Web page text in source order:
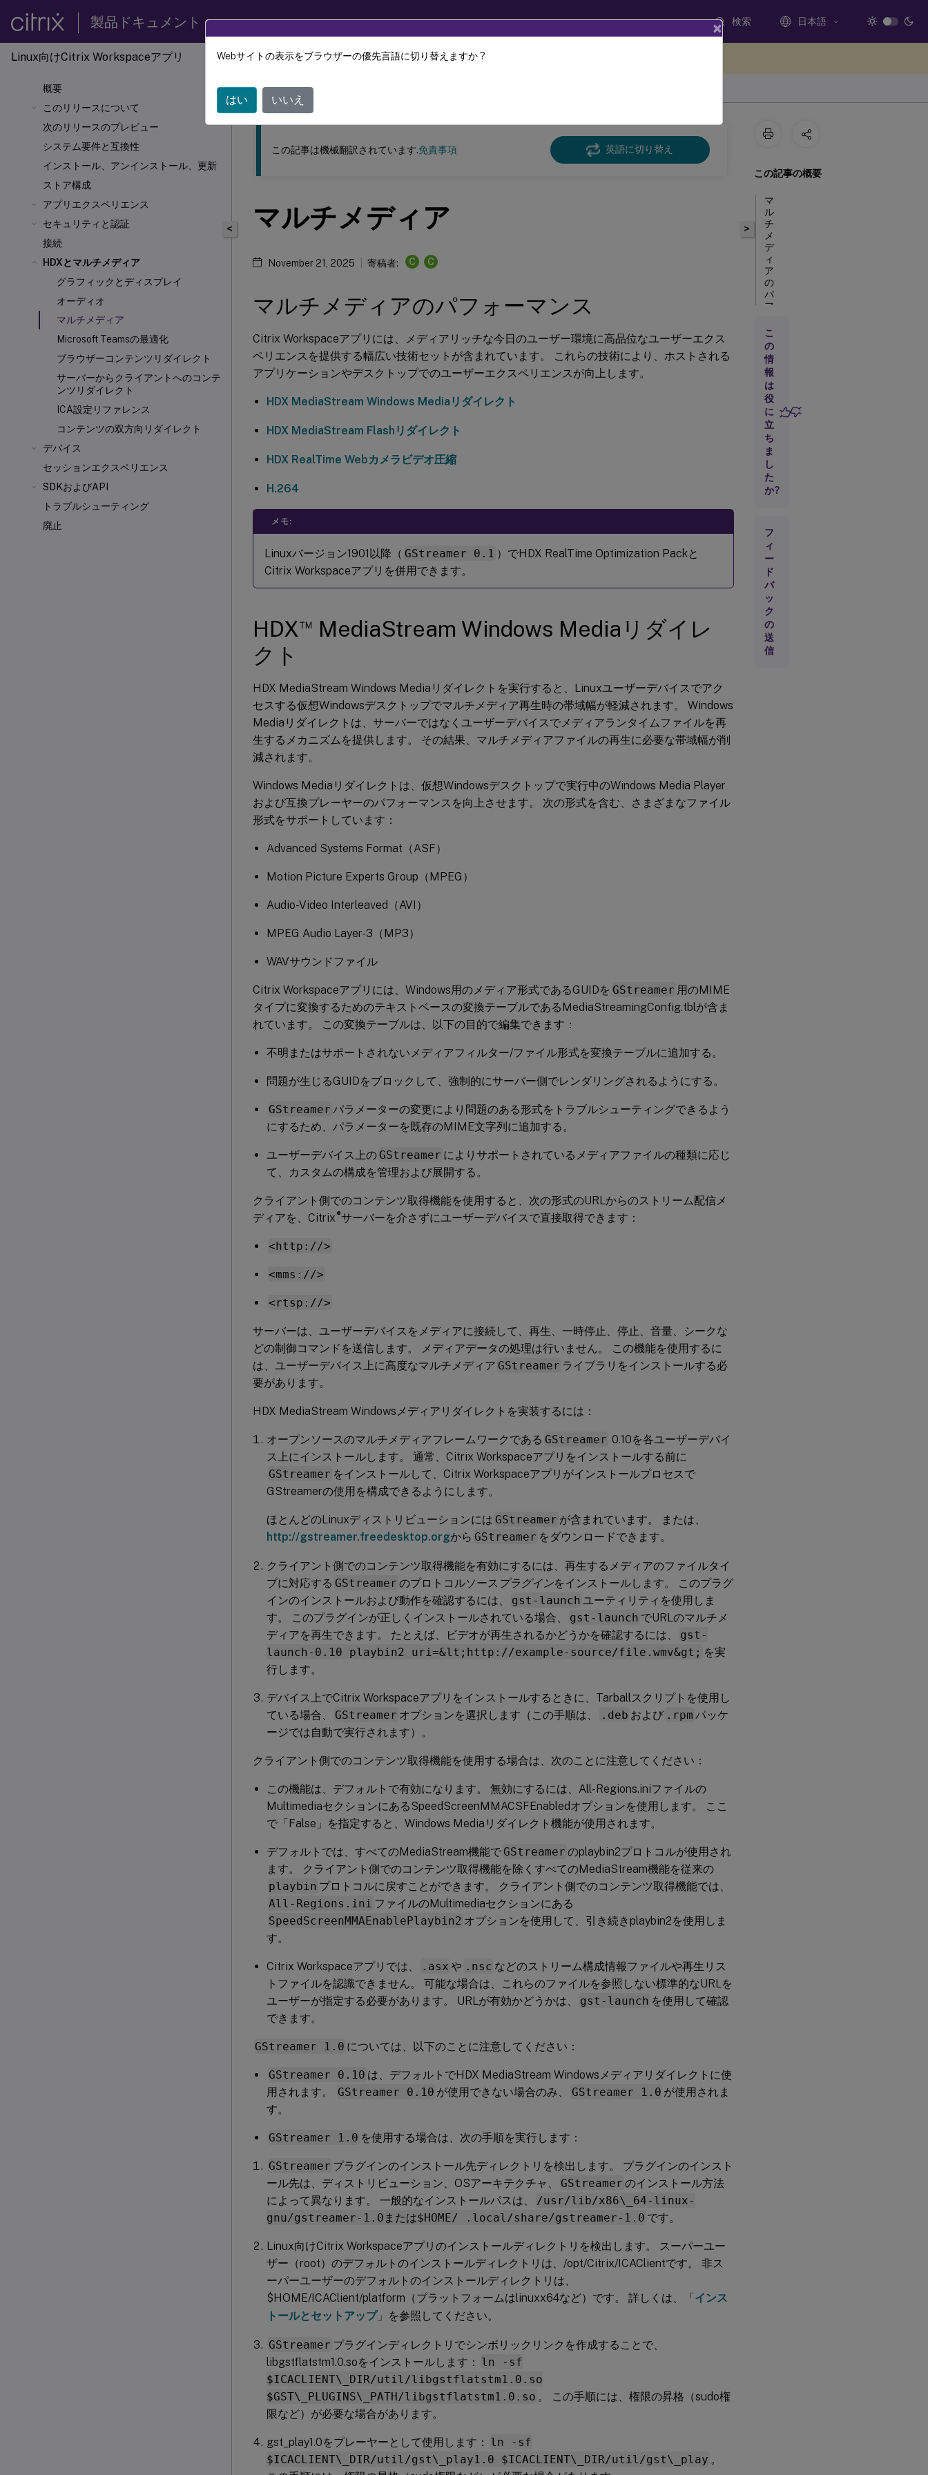
製品ドキュメント 検索 日本語
Linux向けCitrix Workspaceアプリ
概要
このリリースについて
次のリリースのプレビュー
システム要件と互換性
インストール、アンインストール、更新
ストア構成
アプリエクスペリエンス
セキュリティと認証
接続
HDXとマルチメディア
グラフィックとディスプレイ
オーディオ
マルチメディア
Microsoft Teamsの最適化
ブラウザーコンテンツリダイレクト
サーバーからクライアントへのコンテ
ンツリダイレクト
ICA設定リファレンス
コンテンツの双方向リダイレクト
デバイス
セッションエクスペリエンス
SDKおよびAPI
トラブルシューティング
廃止
このコンテンツは動的に機械翻訳されています。
Linux向けCitrix Workspace
<
この記事は機械翻訳されています.免責事項 英語に切り替え
マルチメディア
November 21, 2025 寄稿者: C C
マルチメディアのパフォーマンス
Citrix Workspaceアプリには、メディアリッチな今日のユーザー環境に高品位なユーザーエクス
ペリエンスを提供する幅広い技術セットが含まれています。 これらの技術により、ホストされる
アプリケーションやデスクトップでのユーザーエクスペリエンスが向上します。
HDX MediaStream Windows Mediaリダイレクト
HDX MediaStream Flashリダイレクト
HDX RealTime Webカメラビデオ圧縮
H.264
メモ:
Linuxバージョン1901以降（ GStreamer 0.1 ）でHDX RealTime Optimization Packと
Citrix Workspaceアプリを併用できます。
HDX™ MediaStream Windows Mediaリダイレ
クト
HDX MediaStream Windows Mediaリダイレクトを実行すると、Linuxユーザーデバイスでアク
セスする仮想Windowsデスクトップでマルチメディア再生時の帯域幅が軽減されます。 Windows
Mediaリダイレクトは、サーバーではなくユーザーデバイスでメディアランタイムファイルを再
生するメカニズムを提供します。 その結果、マルチメディアファイルの再生に必要な帯域幅が削
減されます。
Windows Mediaリダイレクトは、仮想Windowsデスクトップで実行中のWindows Media Player
および互換プレーヤーのパフォーマンスを向上させます。 次の形式を含む、さまざまなファイル
形式をサポートしています：
Advanced Systems Format（ASF）
Motion Picture Experts Group（MPEG）
Audio-Video Interleaved（AVI）
MPEG Audio Layer-3（MP3）
WAVサウンドファイル
Citrix Workspaceアプリには、Windows用のメディア形式であるGUIDを GStreamer 用のMIME
タイプに変換するためのテキストベースの変換テーブルであるMediaStreamingConfig.tblが含ま
れています。 この変換テーブルは、以下の目的で編集できます：
不明またはサポートされないメディアフィルター/ファイル形式を変換テーブルに追加する。
問題が生じるGUIDをブロックして、強制的にサーバー側でレンダリングされるようにする。
GStreamer パラメーターの変更により問題のある形式をトラブルシューティングできるよう
にするため、パラメーターを既存のMIME文字列に追加する。
ユーザーデバイス上の GStreamer によりサポートされているメディアファイルの種類に応じ
て、カスタムの構成を管理および展開する。
クライアント側でのコンテンツ取得機能を使用すると、次の形式のURLからのストリーム配信メ
ディアを、Citrix®サーバーを介さずにユーザーデバイスで直接取得できます：
<http://>
<mms://>
<rtsp://>
サーバーは、ユーザーデバイスをメディアに接続して、再生、一時停止、停止、音量、シークな
どの制御コマンドを送信します。 メディアデータの処理は行いません。 この機能を使用するに
は、ユーザーデバイス上に高度なマルチメディア GStreamer ライブラリをインストールする必
要があります。
HDX MediaStream Windowsメディアリダイレクトを実装するには：
オープンソースのマルチメディアフレームワークである GStreamer 0.10を各ユーザーデバイ
ス上にインストールします。 通常、Citrix Workspaceアプリをインストールする前に
GStreamer をインストールして、Citrix Workspaceアプリがインストールプロセスで
GStreamerの使用を構成できるようにします。
ほとんどのLinuxディストリビューションには GStreamer が含まれています。 または、
http://gstreamer.freedesktop.orgから GStreamer をダウンロードできます。
クライアント側でのコンテンツ取得機能を有効にするには、再生するメディアのファイルタイ
プに対応する GStreamer のプロトコルソース プラグインをインストールします。 このプラグ
インのインストールおよび動作を確認するには、
gst-launch ユーティリティを使用しま
す。 このプラグインが正しくインストールされている場合、
gst-launch でURLのマルチメ
ディアを再生できます。 たとえば、ビデオが再生されるかどうかを確認するには、
gst-
launch-0.10 playbin2 uri=&lt;http://example-source/file.wmv&gt; を実
行します。
デバイス上でCitrix Workspaceアプリをインストールするときに、Tarballスクリプトを使用し
ている場合、
GStreamer オプションを選択します（この手順は、 .deb および .rpm パッケ
ージでは自動で実行されます）。
クライアント側でのコンテンツ取得機能を使用する場合は、次のことに注意してください：
この機能は、デフォルトで有効になります。 無効にするには、All-Regions.iniファイルの
MultimediaセクションにあるSpeedScreenMMACSFEnabledオプションを使用します。 ここ
で「False」を指定すると、Windows Mediaリダイレクト機能が使用されます。
デフォルトでは、すべてのMediaStream機能で GStreamer のplaybin2プロトコルが使用され
ます。 クライアント側でのコンテンツ取得機能を除くすべてのMediaStream機能を従来の
playbin プロトコルに戻すことができます。 クライアント側でのコンテンツ取得機能では、
All-Regions.ini ファイルのMultimediaセクションにある
SpeedScreenMMAEnablePlaybin2 オプションを使用して、引き続きplaybin2を使用しま
す。
Citrix Workspaceアプリでは、 .asx や .nsc などのストリーム構成情報ファイルや再生リス
トファイルを認識できません。 可能な場合は、これらのファイルを参照しない標準的なURLを
ユーザーが指定する必要があります。 URLが有効かどうかは、
gst-launch を使用して確認
できます。
GStreamer 1.0 については、以下のことに注意してください：
GStreamer 0.10 は、デフォルトでHDX MediaStream Windowsメディアリダイレクトに使
用されます。
GStreamer 0.10 が使用できない場合のみ、 GStreamer 1.0 が使用されま
す。
GStreamer 1.0 を使用する場合は、次の手順を実行します：
GStreamer プラグインのインストール先ディレクトリを検出します。 プラグインのインスト
ール先は、ディストリビューション、OSアーキテクチャ、
GStreamer のインストール方法
によって異なります。 一般的なインストールパスは、
/usr/lib/x86\_64-linux-
gnu/gstreamer-1.0または$HOME/ .local/share/gstreamer-1.0 です。
Linux向けCitrix Workspaceアプリのインストールディレクトリを検出します。 スーパーユー
ザー（root）のデフォルトのインストールディレクトリは、/opt/Citrix/ICAClientです。 非ス
ーパーユーザーのデフォルトのインストールディレクトリは、
$HOME/ICAClient/platform（プラットフォームはlinuxx64など）です。 詳しくは、「インス
トールとセットアップ」を参照してください。
GStreamer プラグインディレクトリでシンボリックリンクを作成することで、
libgstflatstm1.0.soをインストールします： ln -sf
$ICACLIENT\_DIR/util/libgstflatstm1.0.so
$GST\_PLUGINS\_PATH/libgstflatstm1.0.so 。 この手順には、権限の昇格（sudo権
限など）が必要な場合があります。
gst_play1.0をプレーヤーとして使用します： ln -sf
$ICACLIENT\_DIR/util/gst\_play1.0 $ICACLIENT\_DIR/util/gst\_play 。
>
この記事の概要
マ
ル
チ
メ
デ
ィ
ア
の
パ
フ
ー
マ
ン
ス
HDX
MediaStream
Windows
Mediaリダイ
レクト
HDX
MediaStream
Flashリダイ
HDX
RealTime
Webカメ
ラビデオ
圧縮
HDX
RealTime
Webカメ
ラビデオ
圧縮の無
こ
の
情
報
は
役
に
立
ち
ま
し
た
か?
フ
ィ
ー
ド
バ
ッ
ク
の
送
信
×
Webサイトの表示をブラウザーの優先言語に切り替えますか ?
はい いいえ